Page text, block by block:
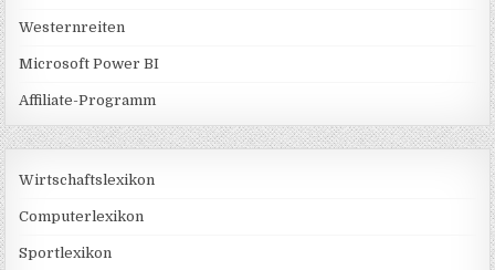
Westernreiten
Microsoft Power BI
Affiliate-Programm
Wirtschaftslexikon
Computerlexikon
Sportlexikon